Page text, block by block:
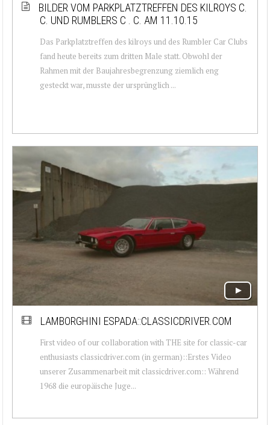
BILDER VOM PARKPLATZTREFFEN DES KILROYS C.
C. UND RUMBLERS C . C. AM 11.10.15
Das Parkplatztreffen des kilroys und des Rumbler Car Clubs
fand heute bereits zum dritten Male statt. Obwohl der
Rahmen mit der Baujahresbegrenzung ziemlich eng
gesteckt war, musste der ursprünglich ...
LAMBORGHINI ESPADA::CLASSICDRIVER.COM
First video of our collaboration with THE site for classic-car
enthusiasts classicdriver.com (in german)::Erstes Video
unserer Zusammenarbeit mit classicdriver.com:: Während
1968 die europäische Juge...